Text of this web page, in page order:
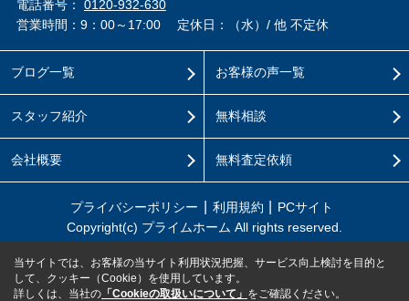
電話番号： 0120-932-630
営業時間：9：00～17:00
定休日：（水）/ 他 不定休
ブログ一覧
スタッフ紹介
会社概要
お客様の声一覧
無料相談
無料査定依頼
プライバシーポリシー 利用規約
PCサイト
Copyright(c) プライムホーム All rights reserved.
当サイトでは、お客様の当サイト利用状況把握、サービス向上検討を目的と
して、クッキー（Cookie）を使用しています。
詳しくは、当社の 「Cookieの取扱いについて」 をご確認ください。